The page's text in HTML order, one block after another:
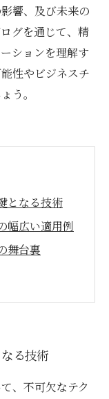
響、及び未来の
グを通じて、精
ションを理解す
性やビジネスチ
う。
となる技術
幅広い適用例
舞台裏
業の未来
続可能な成
る技術
、不可欠なテク